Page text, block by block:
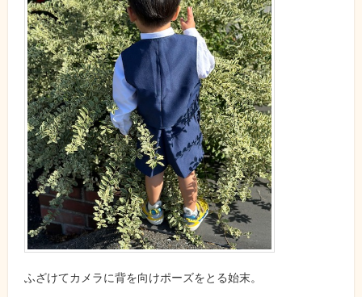
ふざけてカメラに背を向けポーズをとる始末。